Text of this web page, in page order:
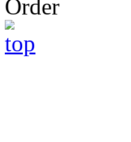
Order